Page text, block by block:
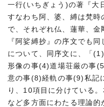
一行(いちぎょう)の著『大
すなわち阿、婆、縛は梵
で、それぞれ仏、蓮華、金
『阿娑縛抄』の序文でも
について、同序文に、「
形像の事(4)道場荘厳の事
意の事(8)経軌の事(9)私記
り、10項目に分けている
など多方面にわたる理論